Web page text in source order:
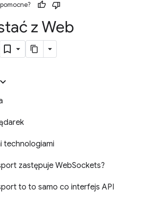
z Web
technologiami
zastępuje WebSockets?
to to samo co interfejs API